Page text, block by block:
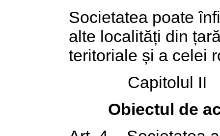
Societatea poate
alte localități din
teritoriale și a celei
Capitolul II
Obiectul de